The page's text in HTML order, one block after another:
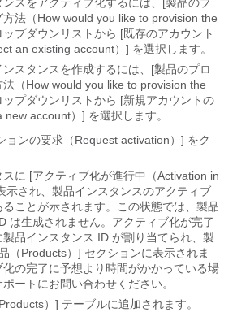
方法（How would you like to provision the
プダウンリストから [既存のアカウント
an existing account）] を選択します。
スタンスを作成するには、[製品のプロ
法（How would you like to provision the
プダウンリストから [新規アカウントの
account）] を選択します。
ョンの要求（Request activation）] をク
に [アクティブ化が進行中（Activation in
示され、製品インスタンスのアクティブ
ことが示されます。 この状態では、製品
は生成されません。アクティブ化が完了
品インスタンス ID が割り当てられ、製
（Products）] セクションに表示されま
化の完了に予想より時間がかかっている場
ートにお問い合わせください。
）] テーブルに追加されます。